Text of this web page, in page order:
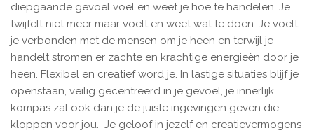
diepgaande gevoel voel en weet je hoe te handelen. Je
twijfelt niet meer maar voelt en weet wat te doen. Je voelt
je verbonden met de mensen om je heen en terwijl je
handelt stromen er zachte en krachtige energieën door je
heen. Flexibel en creatief word je. In lastige situaties blijf je
openstaan, veilig gecentreerd in je gevoel, je innerlijk
kompas zal ook dan je de juiste ingevingen geven die
kloppen voor jou. Je geloof in jezelf en creatievermogens